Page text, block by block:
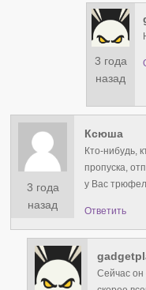
3 года
назад
3 года
назад
Ксюша
Кто-нибудь,
пропуска,
у Вас
Ответить
Сейчас он